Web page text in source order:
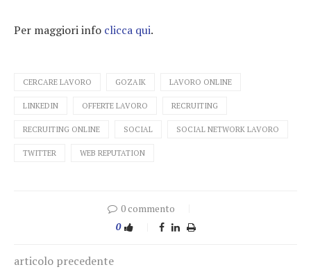
Per maggiori info clicca qui.
CERCARE LAVORO GOZAIK LAVORO ONLINE
LINKEDIN OFFERTE LAVORO RECRUITING
RECRUITING ONLINE SOCIAL SOCIAL NETWORK LAVORO
TWITTER WEB REPUTATION
0 commento
0
articolo precedente